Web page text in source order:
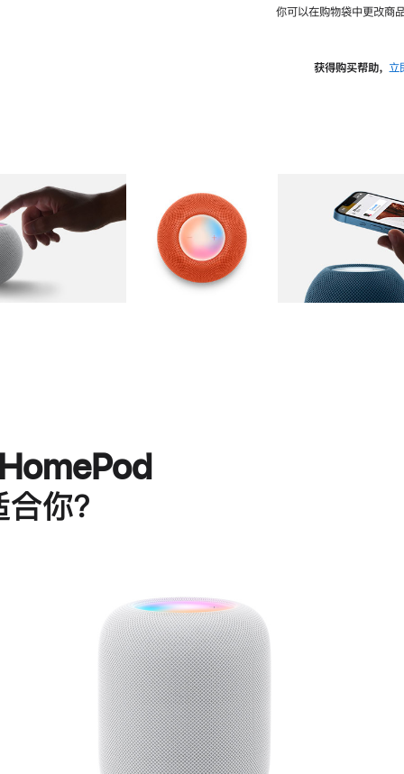
你可以在购物袋中更改商
获得购买帮助， 立
图库 图像 图库 图像 图
你？
进
一
步
了
解
HomePod<